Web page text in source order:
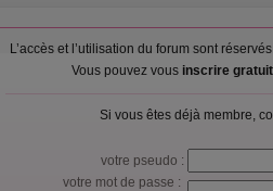
L’accès et l’utilisation du forum sont
Vous pouvez vous inscrire
Si vous êtes déjà membre,
votre pseudo :
votre mot de passe :